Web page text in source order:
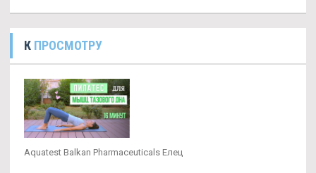
К ПРОСМОТРУ
Aquatest Balkan Pharmaceuticals Елец